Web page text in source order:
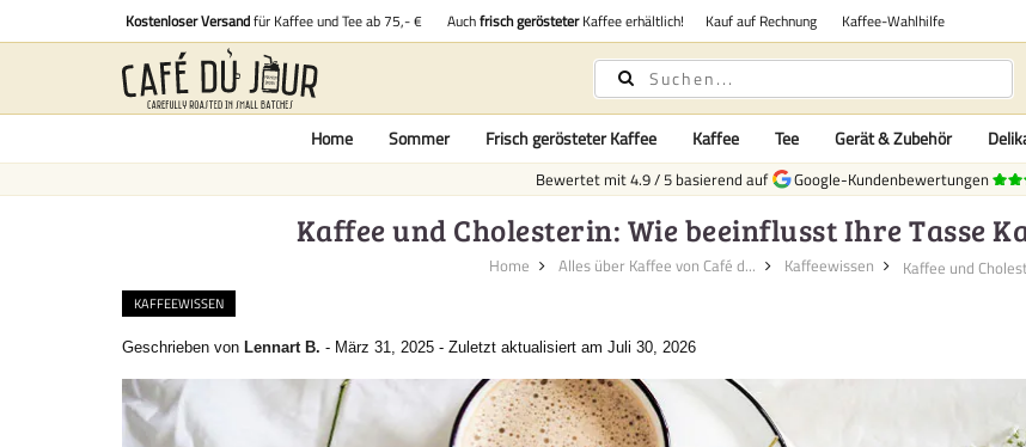
Kostenloser Versandfür Kaffee und Tee ab 75,- € Auchfrisch gerösteterKaffee erhältlich! Kauf auf Rechnung Kaffee-Wahlhilfe
Home Sommer Frisch gerösteter Kaffee Kaffee Tee Gerät & Zubehör
Bewertet mit4.9/5 basierend auf Google-Kundenbewertungen
Kaffee und Cholesterin: Wie beeinflusst Ihre Tasse
Home Alles über Kaffee von Café d... Kaffeewissen
KAFFEEWISSEN
Geschrieben von Lennart B. - März 31, 2025 - Zuletzt aktualisiert am Juli 30, 2026